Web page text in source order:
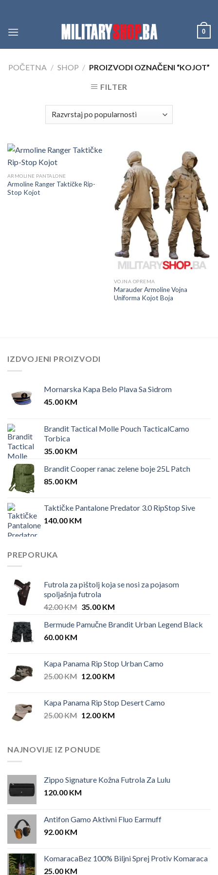
content
0
POČETNA / SHOP / PROIZVODI OZNAČENI “KOJOT”
FILTER
ARMOLINE PANTALONE
Armoline Ranger Taktičke Rip-
Stop Kojot
VOJNA OPREMA
Marauder Armoline Vojna
Uniforma Kojot Boja
IZDVOJENI PROIZVODI
Mornarska Kapa Belo Plava Sa Sidrom
45.00 KM
Brandit Tactical Molle Pouch TacticalCamo
Torbica
35.00 KM
Brandit Cooper ranac zelene boje 25L Patch
85.00 KM
Taktičke Pantalone Predator 3.0 RipStop Sive
140.00 KM
PREPORUKA
Futrola za pištolj koja se nosi za pojasom
spoljašnja futrola
42.00KM Original
was:
35.00 KMCurrent
is:
Bermude Pamučne Brandit Urban Legend Black
60.00 KM
Kapa Panama Rip Stop Urban Camo
25.00KM Original
25.00 KM.
12.00 KMCurrent
12.00 KM.
Kapa Panama Rip Stop Desert Camo
25.00KM Original
25.00 KM.
12.00 KMCurrent
NAJNOVIJE IZ PONUDE
Zippo Signature Kožna Futrola Za Lulu
120.00 KM
Antifon Gamo Aktivni Fluo Earmuff
92.00 KM
KomaracaBez 100% Biljni Sprej Protiv Komaraca
25.00 KM